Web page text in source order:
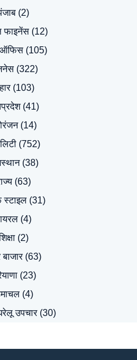
(2)
फाइनेंस (12)
ऑफिस(105)
(322)
(103)
(41)
(14)
(752)
(38)
(63)
स्टाइल(31)
(4)
(2)
(63)
(23)
(4)
उपचार(30)